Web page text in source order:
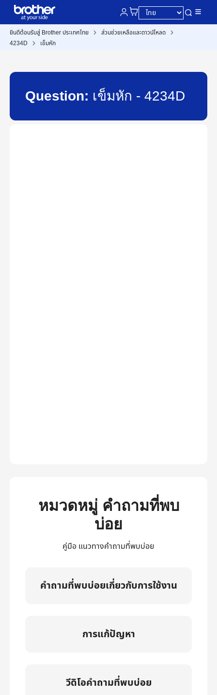
ยินดีต้อนรับสู่ Brother ประเทศไทย
ส่วนช่วยเหลือและดาวน์โหลด
4234D
เข็มหัก
Question: เข็มหัก - 4234D
หมวดหมู่ คำถามที่พบ
บ่อย
คู่มือ แนวทางคำถามที่พบบ่อย
คำถามที่พบบ่อยเกี่ยวกับการใช้งาน
การแก้ปัญหา
วีดิโอคำถามที่พบบ่อย